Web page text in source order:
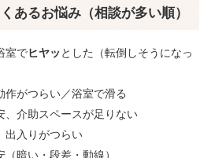
あるお悩み（相談が多い順）
室でヒヤッとした（転倒しそうになっ
作がつらい／浴室で滑る
、介助スペースが足りない
出入りがつらい
暗い・段差・動線）